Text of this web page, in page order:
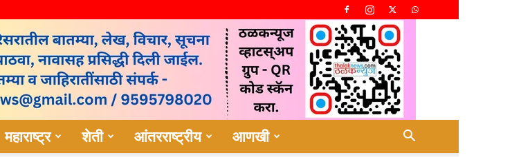
महाराष्ट्र शेती आंतरराष्ट्रीय आणखी